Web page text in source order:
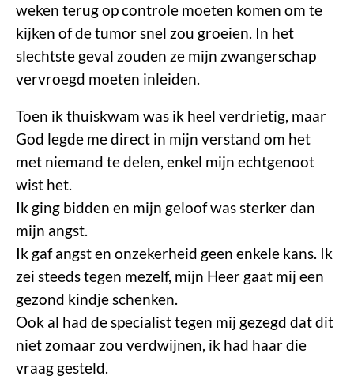
weken terug op controle moeten komen om te
kijken of de tumor snel zou groeien. In het
slechtste geval zouden ze mijn zwangerschap
vervroegd moeten inleiden.
Toen ik thuiskwam was ik heel verdrietig, maar
God legde me direct in mijn verstand om het
met niemand te delen, enkel mijn echtgenoot
wist het.
Ik ging bidden en mijn geloof was sterker dan
mijn angst.
Ik gaf angst en onzekerheid geen enkele kans. Ik
zei steeds tegen mezelf, mijn Heer gaat mij een
gezond kindje schenken.
Ook al had de specialist tegen mij gezegd dat dit
niet zomaar zou verdwijnen, ik had haar die
vraag gesteld.